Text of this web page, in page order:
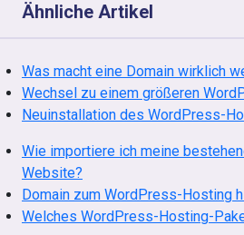
Ähnliche Artikel
Was macht eine Domain wirklich
Wechsel zu einem größeren
Neuinstallation des WordPress-
Wie importiere ich meine
Website?
Domain zum WordPress-Hosting
Welches WordPress-Hosting-